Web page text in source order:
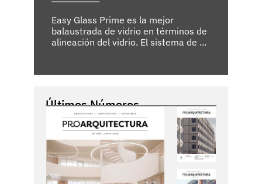
Easy Glass Prime es la mejor
balaustrada de vidrio en términos de
alineación del vidrio. El sistema de ...
Últimos Números